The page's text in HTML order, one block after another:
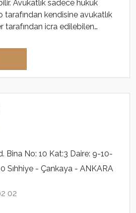
Avukatlık sadece hukuk
tarafından kendisine avukatlık
tarafından icra edilebilen…
Bina No: 10 Kat:3 Daire: 9-10-
Sıhhiye - Çankaya - ANKARA
02